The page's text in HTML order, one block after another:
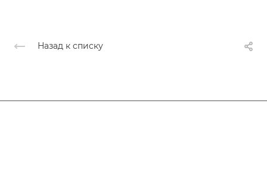
Назад к списку